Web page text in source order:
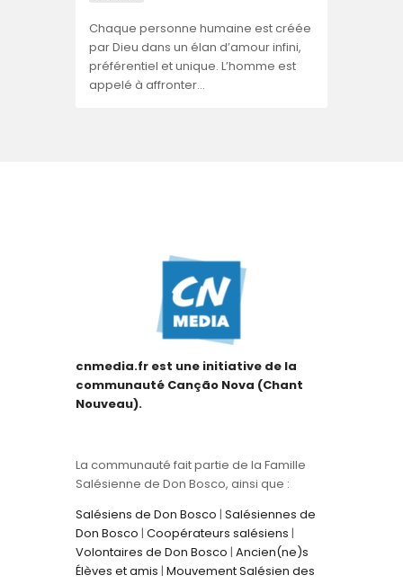
Chaque personne humaine est créée
par Dieu dans un élan d’amour infini,
préférentiel et unique. L’homme est
appelé à affronter…
cnmedia.fr est une initiative de la
communauté Canção Nova (Chant
Nouveau).
La communauté fait partie de la Famille
Salésienne de Don Bosco, ainsi que :
Salésiens de Don Bosco | Salésiennes de
Don Bosco | Coopérateurs salésiens |
Volontaires de Don Bosco | Ancien(ne)s
Élèves et amis | Mouvement Salésien des